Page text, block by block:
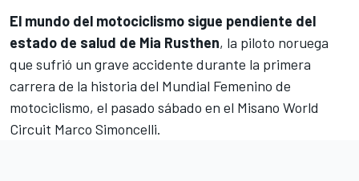
El mundo del motociclismo sigue pendiente del
estado de salud de Mia Rusthen, la piloto noruega
que sufrió un grave accidente durante la primera
carrera de la historia del Mundial Femenino de
motociclismo, el pasado sábado en el Misano World
Circuit Marco Simoncelli.